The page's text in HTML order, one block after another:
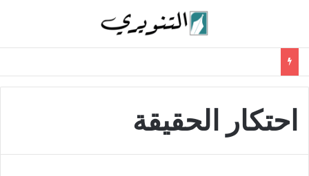
احتكار الحقيقة